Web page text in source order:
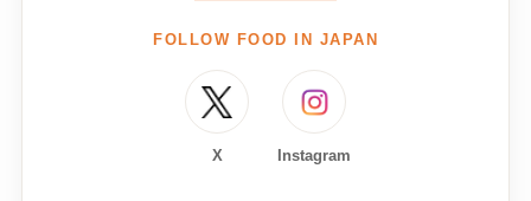
FOLLOW FOOD IN JAPAN
X Instagram